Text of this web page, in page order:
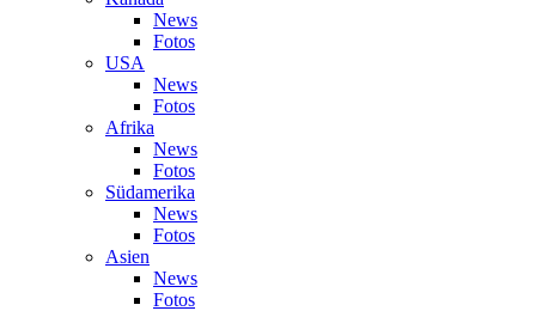
News
Fotos
USA
News
Fotos
Afrika
News
Fotos
Südamerika
News
Fotos
Asien
News
Fotos